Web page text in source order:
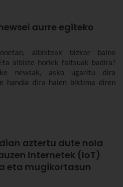
aurre egiteko
albisteak bizkor baino
albiste horiek faltsuak badira?
newsak, asko ugaritu dira
handia dira haien biktima diren
aztertu dute nola
Internetek (IoT)
eta mugikortasun